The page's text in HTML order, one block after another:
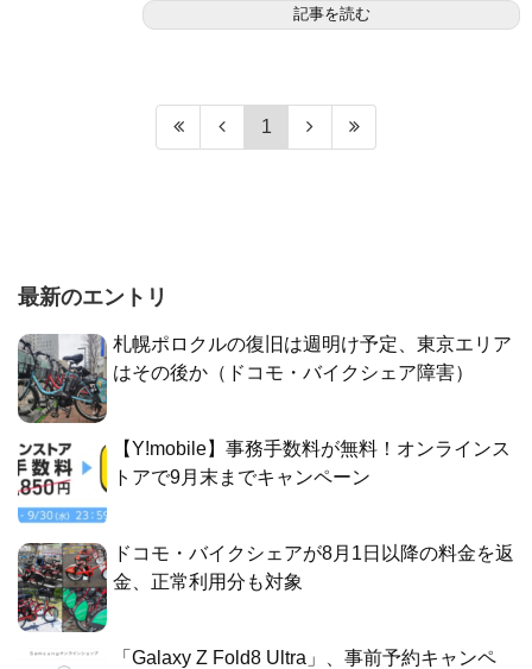
記事を読む
1
最新のエントリ
札幌ポロクルの復旧は週明け予定、東京エリア
はその後か（ドコモ・バイクシェア障害）
【Y!mobile】事務手数料が無料！オンラインス
トアで9月末までキャンペーン
ドコモ・バイクシェアが8月1日以降の料金を返
金、正常利用分も対象
「Galaxy Z Fold8 Ultra」、事前予約キャンペ